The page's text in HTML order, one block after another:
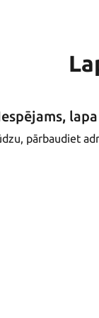
pārbaudiet